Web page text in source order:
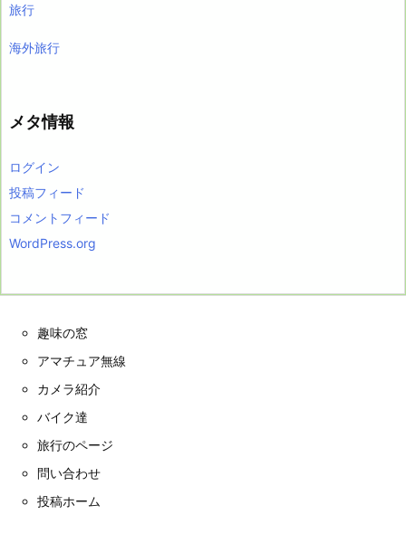
旅行
海外旅行
メタ情報
ログイン
投稿フィード
コメントフィード
WordPress.org
趣味の窓
アマチュア無線
カメラ紹介
バイク達
旅行のページ
問い合わせ
投稿ホーム